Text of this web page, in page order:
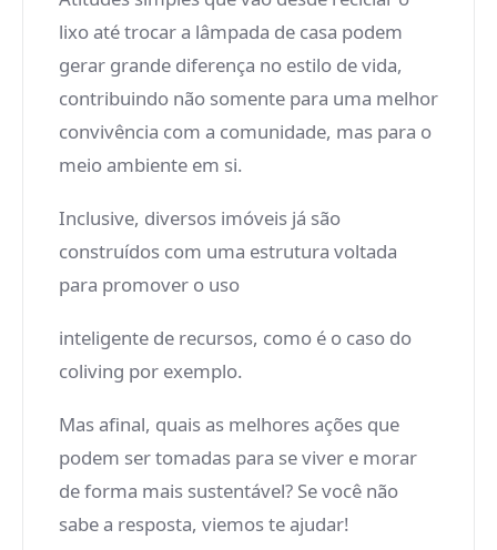
lixo até trocar a lâmpada de casa podem
gerar grande diferença no estilo de vida,
contribuindo não somente para uma melhor
convivência com a comunidade, mas para o
meio ambiente em si.
Inclusive, diversos imóveis já são
construídos com uma estrutura voltada
para promover o uso
inteligente de recursos, como é o caso do
coliving por exemplo.
Mas afinal, quais as melhores ações que
podem ser tomadas para se viver e morar
de forma mais sustentável? Se você não
sabe a resposta, viemos te ajudar!